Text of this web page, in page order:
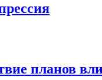
планов